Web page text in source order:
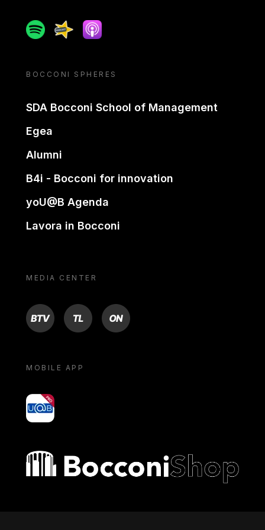
SpotifySpreakerApple podcast
BOCCONI SPHERES
SDA Bocconi School of Management
Egea
Alumni
B4i - Bocconi for innovation
yoU@B Agenda
Lavora in Bocconi
MEDIA CENTER
BTV TL ON
MOBILE APP
yoU@B
Bocconi shop